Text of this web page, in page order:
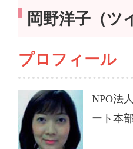
岡野洋子（ツ
プロフィール
NPO法
ート本